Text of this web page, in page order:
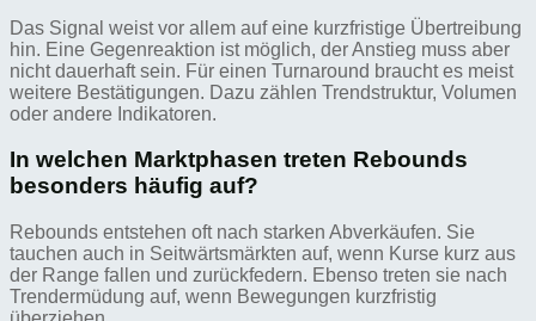
Das Signal weist vor allem auf eine kurzfristige Übertreibung
hin. Eine Gegenreaktion ist möglich, der Anstieg muss aber
nicht dauerhaft sein. Für einen Turnaround braucht es meist
weitere Bestätigungen. Dazu zählen Trendstruktur, Volumen
oder andere Indikatoren.
In welchen Marktphasen treten Rebounds
besonders häufig auf?
Rebounds entstehen oft nach starken Abverkäufen. Sie
tauchen auch in Seitwärtsmärkten auf, wenn Kurse kurz aus
der Range fallen und zurückfedern. Ebenso treten sie nach
Trendermüdung auf, wenn Bewegungen kurzfristig